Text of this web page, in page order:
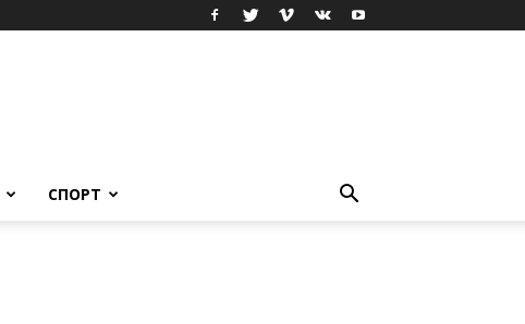
СПОРТ